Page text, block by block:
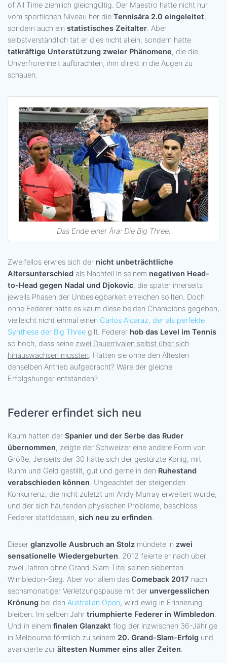
of All Time ziemlich gleichgültig. Der Maestro hatte nicht nur
vom sportlichen Niveau her die Tennisära 2.0 eingeleitet,
sondern auch ein statistisches Zeitalter. Aber
selbstverständlich tat er dies nicht allein, sondern hatte
tatkräftige Unterstützung zweier Phänomene, die die
Unverfrorenheit aufbrachten, ihm direkt in die Augen zu
schauen.
Das Ende einer Ära: Die Big Three.
Zweifellos erwies sich der nicht unbeträchtliche
Altersunterschied als Nachteil in seinem negativen Head-
to-Head gegen Nadal und Djokovic, die später ihrerseits
jeweils Phasen der Unbesiegbarkeit erreichen sollten. Doch
ohne Federer hätte es kaum diese beiden Champions gegeben,
vielleicht nicht einmal einen Carlos Alcaraz, der als perfekte
Synthese der Big Three gilt. Federer hob das Level im Tennis
so hoch, dass seine zwei Dauerrivalen selbst über sich
hinauswachsen mussten. Hätten sie ohne den Ältesten
denselben Antrieb aufgebracht? Wäre der gleiche
Erfolgshunger entstanden?
Federer erfindet sich neu
Kaum hatten der Spanier und der Serbe das Ruder
übernommen, zeigte der Schweizer eine andere Form von
Größe. Jenseits der 30 hätte sich der gestürzte König, mit
Ruhm und Geld gestillt, gut und gerne in den Ruhestand
verabschieden können. Ungeachtet der steigenden
Konkurrenz, die nicht zuletzt um Andy Murray erweitert wurde,
und der sich häufenden physischen Probleme, beschloss
Federer stattdessen, sich neu zu erfinden.
Dieser glanzvolle Ausbruch an Stolz mündete in zwei
sensationelle Wiedergeburten. 2012 feierte er nach über
zwei Jahren ohne Grand-Slam-Titel seinen siebenten
Wimbledon-Sieg. Aber vor allem das Comeback 2017 nach
sechsmonatiger Verletzungspause mit der unvergesslichen
Krönung bei den Australian Open, wird ewig in Erinnerung
bleiben. Im selben Jahr triumphierte Federer in Wimbledon.
Und in einem finalen Glanzakt flog der inzwischen 36-Jährige
in Melbourne förmlich zu seinem 20. Grand-Slam-Erfolg und
avancierte zur ältesten Nummer eins aller Zeiten.